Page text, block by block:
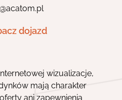
dojazd
wizualizacje,
mają charakter
ani zapewnienia